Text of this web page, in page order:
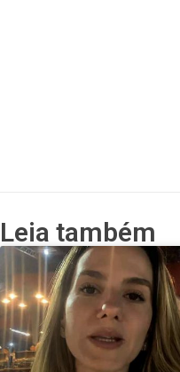
Leia também